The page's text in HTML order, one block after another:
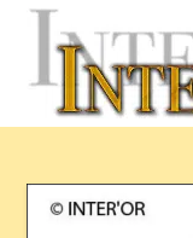
Skip
content